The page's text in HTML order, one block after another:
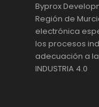
Byprox
Región de
electrónica
los procesos
adecuación a
INDUSTRIA 4.0